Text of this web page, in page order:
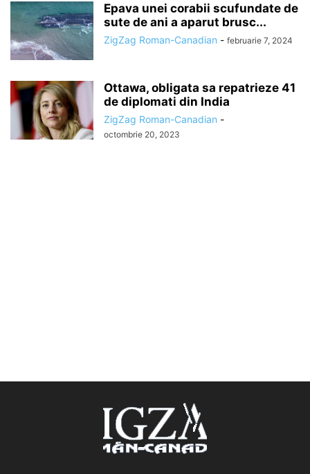
Epava unei corabii scufundate de
sute de ani a aparut brusc...
ZigZag Roman-Canadian - februarie 7, 2024
Ottawa, obligata sa repatrieze 41
de diplomati din India
ZigZag Roman-Canadian -
octombrie 20, 2023